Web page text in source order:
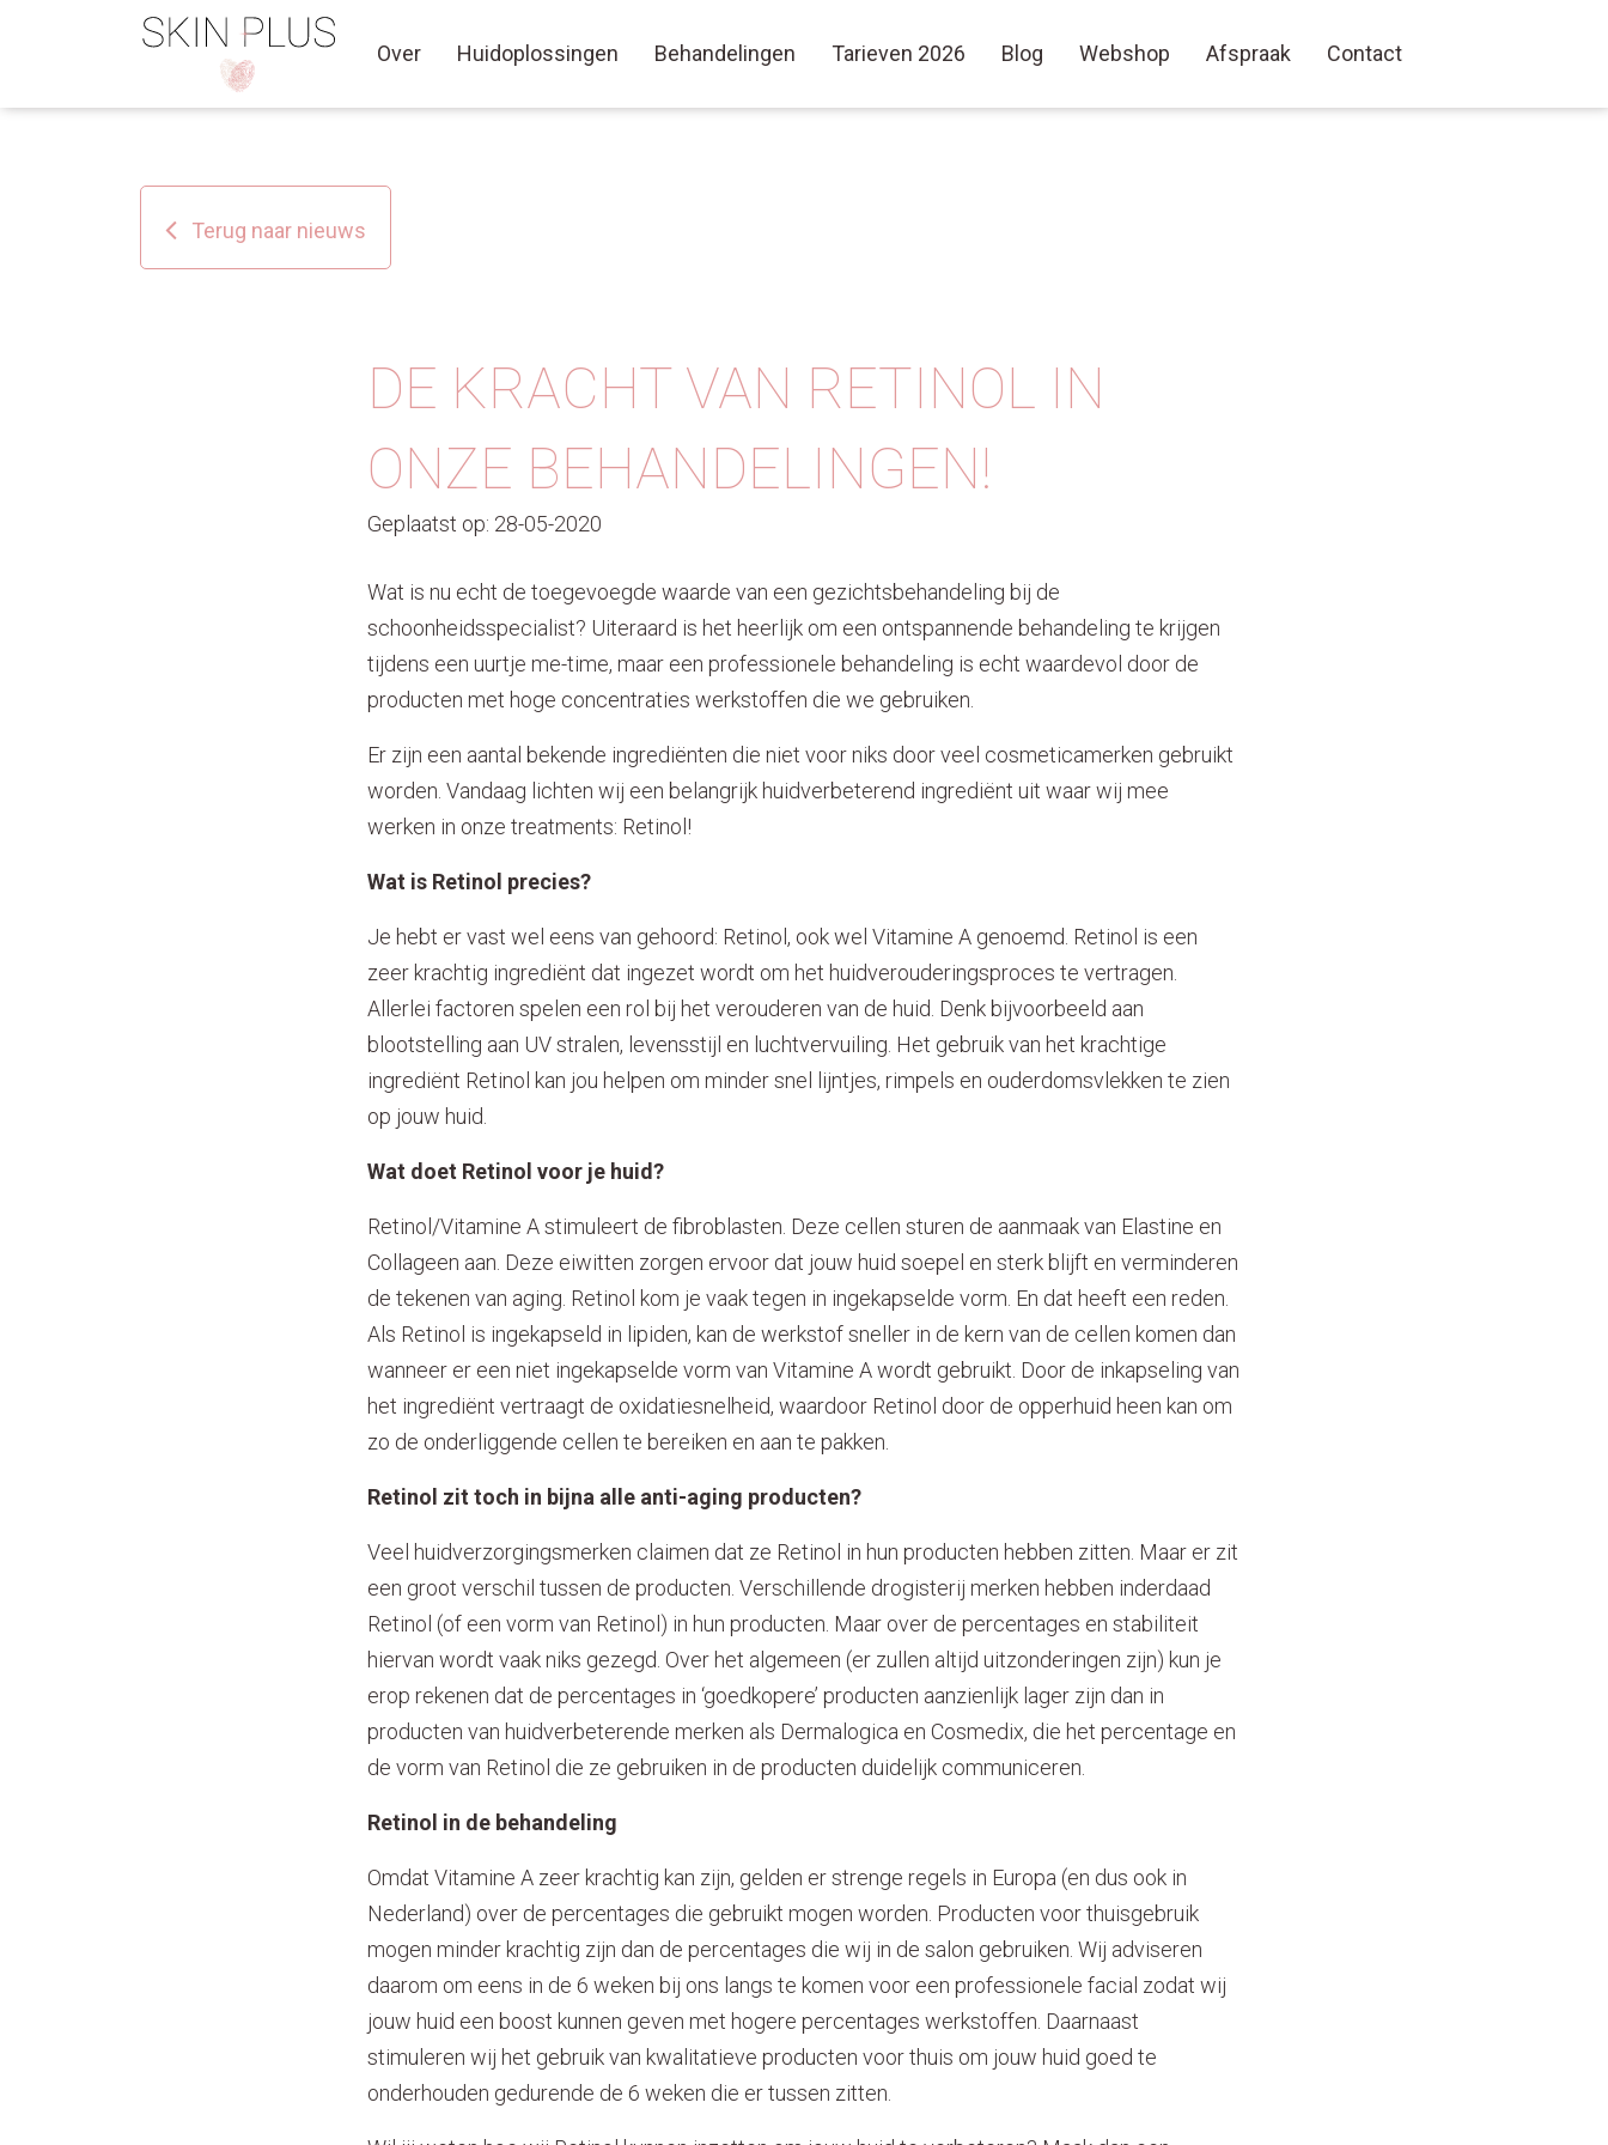
Over Huidoplossingen Behandelingen Tarieven 2026 Blog Webshop Afspraak Contact
Terug naar nieuws
DE KRACHT VAN RETINOL IN
ONZE BEHANDELINGEN!
Geplaatst op: 28-05-2020
Wat is nu echt de toegevoegde waarde van een gezichtsbehandeling bij de
schoonheidsspecialist? Uiteraard is het heerlijk om een ontspannende behandeling te krijgen
tijdens een uurtje me-time, maar een professionele behandeling is echt waardevol door de
producten met hoge concentraties werkstoffen die we gebruiken.
Er zijn een aantal bekende ingrediënten die niet voor niks door veel cosmeticamerken gebruikt
worden. Vandaag lichten wij een belangrijk huidverbeterend ingrediënt uit waar wij mee
werken in onze treatments: Retinol!
Wat is Retinol precies?
Je hebt er vast wel eens van gehoord: Retinol, ook wel Vitamine A genoemd. Retinol is een
zeer krachtig ingrediënt dat ingezet wordt om het huidverouderingsproces te vertragen.
Allerlei factoren spelen een rol bij het verouderen van de huid. Denk bijvoorbeeld aan
blootstelling aan UV stralen, levensstijl en luchtvervuiling. Het gebruik van het krachtige
ingrediënt Retinol kan jou helpen om minder snel lijntjes, rimpels en ouderdomsvlekken te zien
op jouw huid.
Wat doet Retinol voor je huid?
Retinol/Vitamine A stimuleert de fibroblasten. Deze cellen sturen de aanmaak van Elastine en
Collageen aan. Deze eiwitten zorgen ervoor dat jouw huid soepel en sterk blijft en verminderen
de tekenen van aging. Retinol kom je vaak tegen in ingekapselde vorm. En dat heeft een reden.
Als Retinol is ingekapseld in lipiden, kan de werkstof sneller in de kern van de cellen komen dan
wanneer er een niet ingekapselde vorm van Vitamine A wordt gebruikt. Door de inkapseling van
het ingrediënt vertraagt de oxidatiesnelheid, waardoor Retinol door de opperhuid heen kan om
zo de onderliggende cellen te bereiken en aan te pakken.
Retinol zit toch in bijna alle anti-aging producten?
Veel huidverzorgingsmerken claimen dat ze Retinol in hun producten hebben zitten. Maar er zit
een groot verschil tussen de producten. Verschillende drogisterij merken hebben inderdaad
Retinol (of een vorm van Retinol) in hun producten. Maar over de percentages en stabiliteit
hiervan wordt vaak niks gezegd. Over het algemeen (er zullen altijd uitzonderingen zijn) kun je
erop rekenen dat de percentages in ‘goedkopere’ producten aanzienlijk lager zijn dan in
producten van huidverbeterende merken als Dermalogica en Cosmedix, die het percentage en
de vorm van Retinol die ze gebruiken in de producten duidelijk communiceren.
Retinol in de behandeling
Omdat Vitamine A zeer krachtig kan zijn, gelden er strenge regels in Europa (en dus ook in
Nederland) over de percentages die gebruikt mogen worden. Producten voor thuisgebruik
mogen minder krachtig zijn dan de percentages die wij in de salon gebruiken. Wij adviseren
daarom om eens in de 6 weken bij ons langs te komen voor een professionele facial zodat wij
jouw huid een boost kunnen geven met hogere percentages werkstoffen. Daarnaast
stimuleren wij het gebruik van kwalitatieve producten voor thuis om jouw huid goed te
onderhouden gedurende de 6 weken die er tussen zitten.